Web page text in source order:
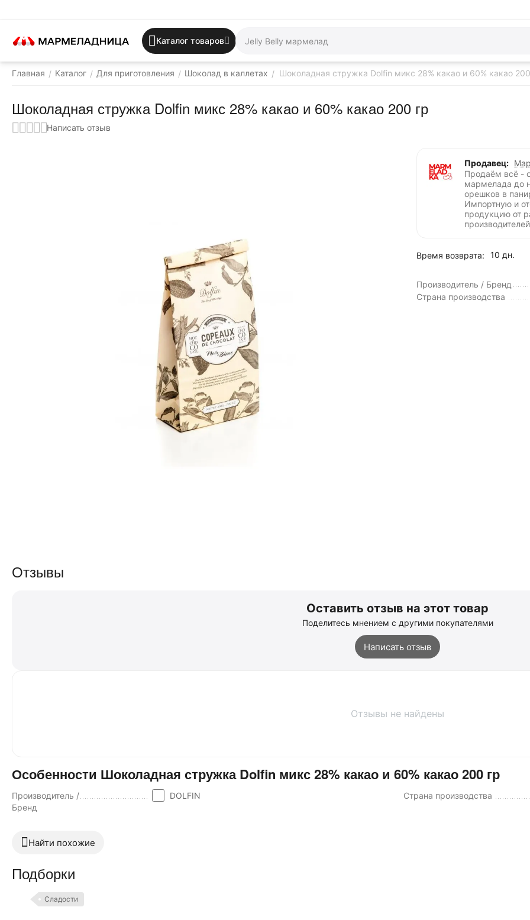
Каталог товаров
Главная / Каталог / Для приготовления / Шоколад в каллетах / Шоколадная стружка Dolfin микс 28% какао и 60% какао
Шоколадная стружка Dolfin микс 28% какао и 60% какао 200 гр
Написать отзыв
Продавец:
Продаём всё -
мармелада до
орешков в
Импортную и
продукцию от
Время возврата: 10 дн.
Производитель / Бренд
Страна производства
Отзывы
Оставить отзыв на этот товар
Поделитесь мнением с другими покупателями
Написать отзыв
Отзывы не найдены
Особенности Шоколадная стружка Dolfin микс 28% какао и 60% какао 200 гр
Производитель /
Бренд
DOLFIN Страна производства
Найти похожие
Подборки
Сладости